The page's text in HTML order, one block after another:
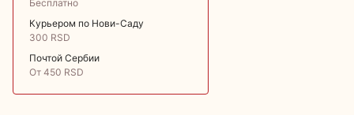
Бесплатно
Курьером по Нови-Саду
300 RSD
Почтой Сербии
От 450 RSD